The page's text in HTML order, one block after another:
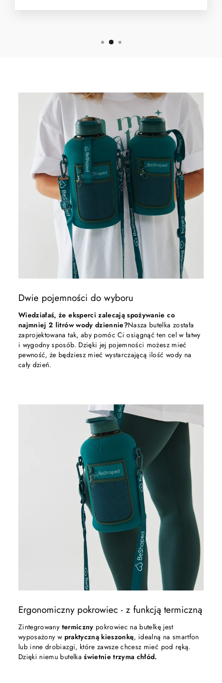
Dwie pojemności do wyboru
Wiedziałaś, że eksperci zalecają spożywanie co
najmniej 2 litrów wody dziennie?Nasza butelka została
zaprojektowana tak, aby pomóc Ci osiągnąć ten cel w łatwy
i wygodny sposób. Dzięki jej pojemności możesz mieć
pewność, że będziesz mieć wystarczającą ilość wody na
cały dzień.
Ergonomiczny pokrowiec - z funkcją termiczną
Zintegrowany termiczny pokrowiec na butelkę jest
wyposażony w praktyczną kieszonkę, idealną na smartfon
lub inne drobiazgi, które zawsze chcesz mieć pod ręką.
Dzięki niemu butelkaświetnie trzyma chłód.